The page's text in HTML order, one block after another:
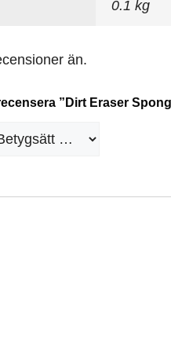
0.1 kg
än.
”Dirt Eraser